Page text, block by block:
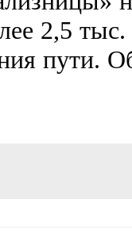
2,5
пути.